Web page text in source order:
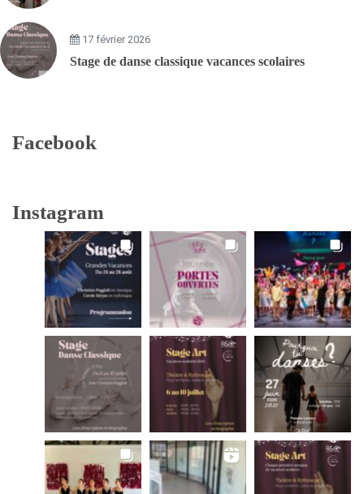
17 février 2026
Stage de danse classique vacances scolaires
Facebook
Instagram